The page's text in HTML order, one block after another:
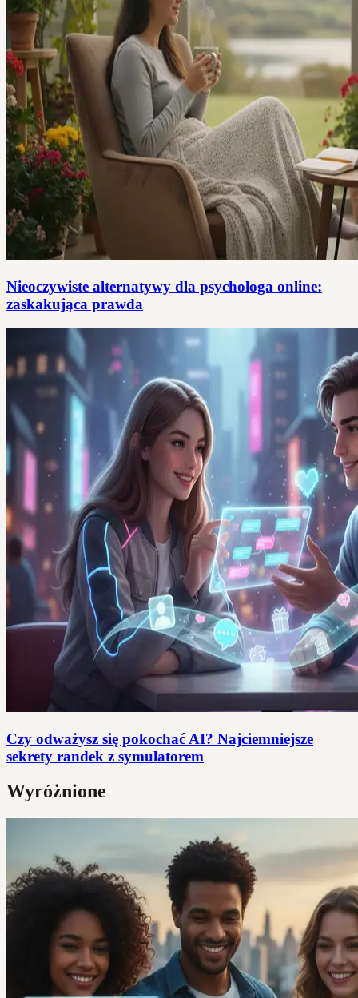
Nieoczywiste alternatywy dla psychologa online:
zaskakująca prawda
Czy odważysz się pokochać AI? Najciemniejsze
sekrety randek z symulatorem
Wyróżnione